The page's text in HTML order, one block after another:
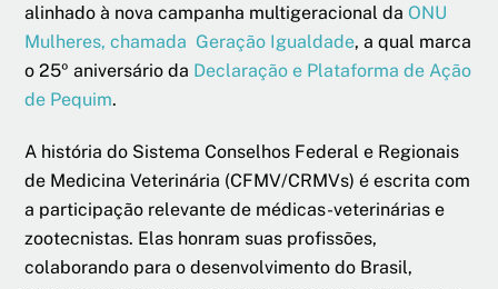
alinhado à nova campanha multigeracional da ONU
Mulheres, chamada Geração Igualdade, a qual marca
o 25º aniversário da Declaração e Plataforma de Ação
de Pequim.
A história do Sistema Conselhos Federal e Regionais
de Medicina Veterinária (CFMV/CRMVs) é escrita com
a participação relevante de médicas-veterinárias e
zootecnistas. Elas honram suas profissões,
colaborando para o desenvolvimento do Brasil,